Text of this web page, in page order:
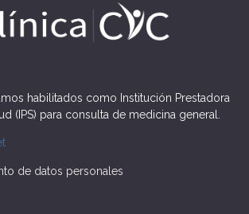
habilitados como Institución Prestadora
(IPS) para consulta de medicina general.
de datos personales